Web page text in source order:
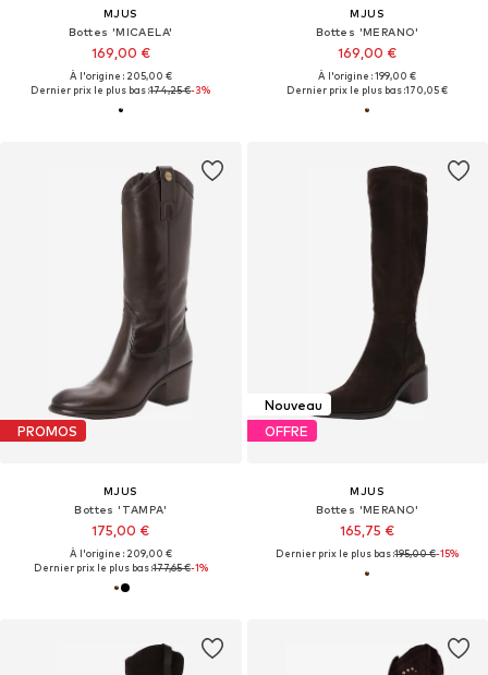
MJUS
Bottes 'MICAELA'
169,00 €
À l'origine : 205,00 €
Dernier prix le plus bas :174,25 €-3%
MJUS
Bottes 'MERANO'
169,00 €
À l'origine : 199,00 €
Dernier prix le plus bas :170,05 €
PROMOS
MJUS
Bottes 'TAMPA'
175,00 €
À l'origine : 209,00 €
Dernier prix le plus bas :177,65 €-1%
Nouveau
OFFRE
MJUS
Bottes 'MERANO'
165,75 €
Dernier prix le plus bas :195,00 €-15%